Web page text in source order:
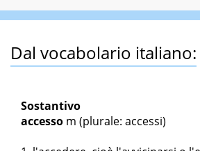
Dal vocabolario italiano:
Sostantivo
accesso m (plurale: accessi)